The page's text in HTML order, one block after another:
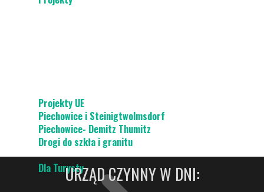
Projekty UE
Piechowice i Steinigtwolmsdorf
Piechowice- Demitz Thumitz
Drogi do szkła i granitu
Dla TurystyURZĄD CZYNNY W DNI: